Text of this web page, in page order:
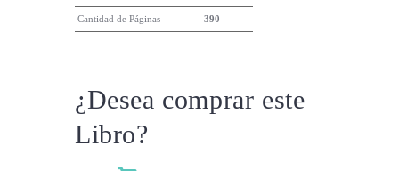
Cantidad de Páginas 390
¿Desea comprar este
Libro?